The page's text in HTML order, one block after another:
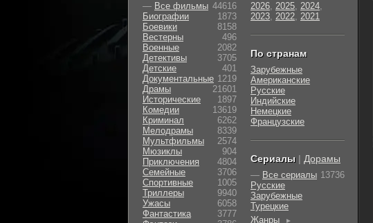
— Все фильмы 44616
Биографии
1873
Боевики
8158
Вестерны
496
Военные
2082
Детективы
3705
Детские
401
Документальные 1219
Драмы
21601
Исторические
1897
Комедии
13619
Криминал
6262
Мелодрамы
8339
Мультфильмы
2574
Мюзиклы
904
Приключения
4804
Семейные
3706
Cпортивные
1005
Триллеры
9940
Ужасы
6058
Фантастика
3777
2026, 2025, 2024,
2023, 2022, 2021
По странам
Зарубежные
Американские
Русские
Индийские
Немецкие
Французские
Сериалы | Дорамы
— Все сериалы 13736
Русские
Зарубежные
Турецкие
Жанры
►